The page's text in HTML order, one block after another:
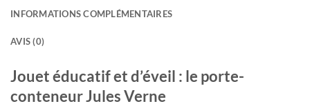
INFORMATIONS COMPLÉMENTAIRES
AVIS (0)
Jouet éducatif et d’éveil : le porte-
conteneur Jules Verne